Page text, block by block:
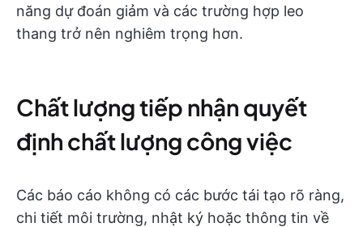
năng dự đoán giảm và các trường hợp leo
thang trở nên nghiêm trọng hơn.
Chất lượng tiếp nhận quyết
định chất lượng công việc
Các báo cáo không có các bước tái tạo rõ ràng,
chi tiết môi trường, nhật ký hoặc thông tin về